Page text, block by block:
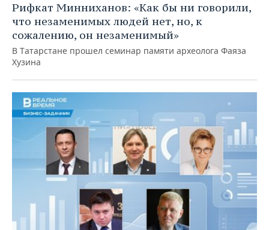
Рифкат Минниханов: «Как бы ни говорили,
что незаменимых людей нет, но, к
сожалению, он незаменимый»
В Татарстане прошел семинар памяти археолога Фаяза
Хузина